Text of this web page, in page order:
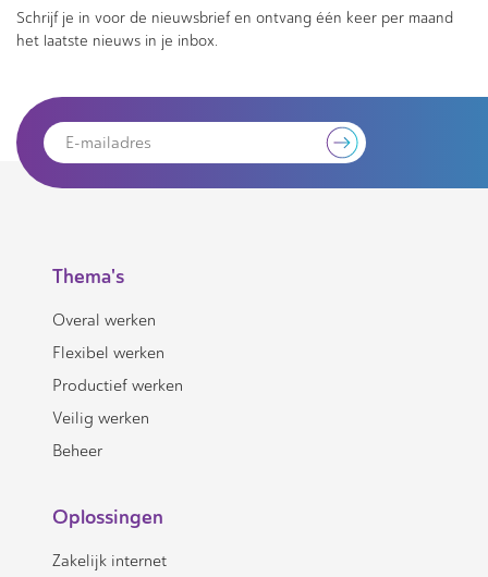
Schrijf je in voor de nieuwsbrief en ontvang één keer per maand
het laatste nieuws in je inbox.
Thema's
Overal werken
Flexibel werken
Productief werken
Veilig werken
Beheer
Oplossingen
Zakelijk internet